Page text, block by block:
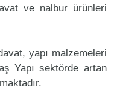
ve nalbur ürünleri
yapı malzemeleri
Yapı sektörde artan